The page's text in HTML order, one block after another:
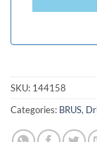
SKU: 144158
Categories: BRUS,